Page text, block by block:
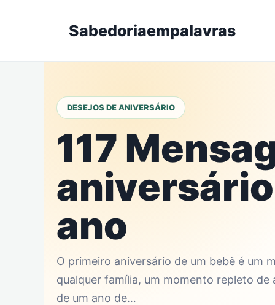
Sabedoriaempalavras
DESEJOS DE ANIVERSÁRIO
117
aniversário
ano
O primeiro aniversário de um bebê é um
qualquer família, um momento repleto de
de um ano de…